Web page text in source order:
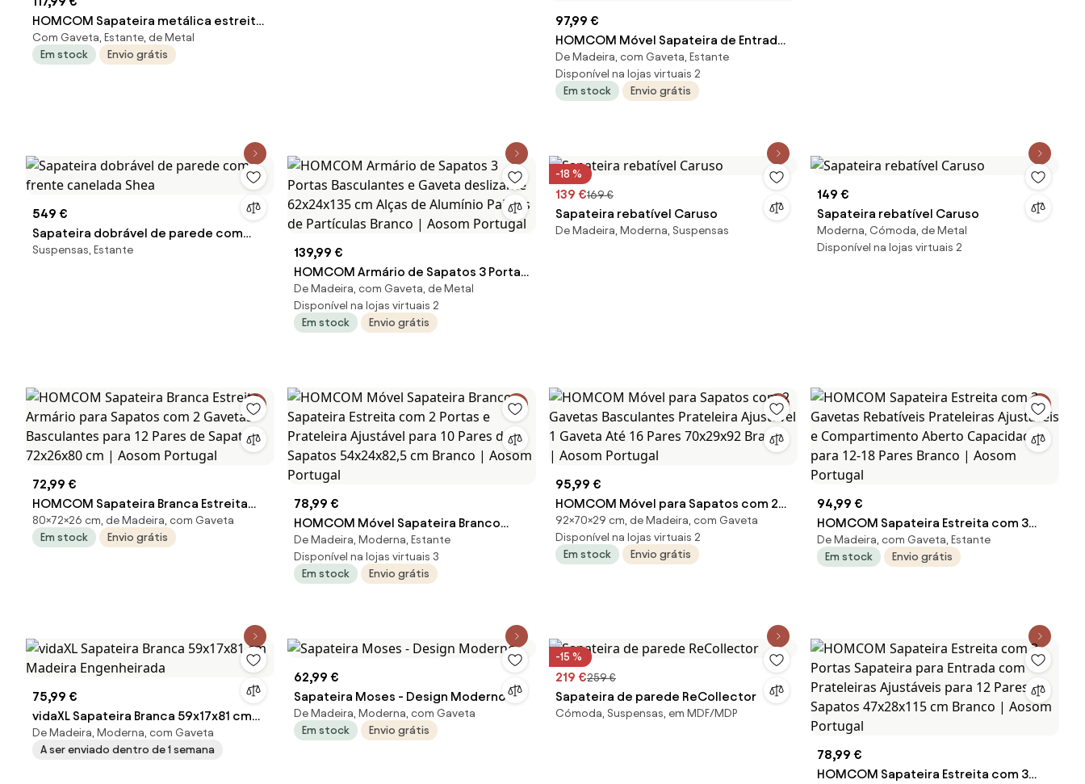
HOMCOM Sapateira metálica estreita
para até 8 pares de sapatos, 4 gavetas
basculantes, para corredor, hall de
Com Gaveta, Estante, de Metal
Em stock
Envio grátis
97,99 €
HOMCOM Móvel Sapateira de Entrada
com 3 Gavetas Basculantes e
Prateleiras Ajustáveis para 18 Pares de
Sapatos 60x23,5x115 cm Branco |
De Madeira, com Gaveta, Estante
Disponível na lojas virtuais 2
Em stock
Envio grátis
549 €
Sapateira dobrável de parede com
frente canelada Shea
Suspensas, Estante
139,99 €
HOMCOM Armário de Sapatos 3 Portas
Basculantes e Gaveta deslizante
62x24x135 cm Alças de Alumínio
Painéis de Partículas Branco | Aosom
De Madeira, com Gaveta, de Metal
Disponível na lojas virtuais 2
Em stock
Envio grátis
-18 %
139 €169 €
Sapateira rebatível Caruso
De Madeira, Moderna, Suspensas
149 €
Sapateira rebatível Caruso
Moderna, Cómoda, de Metal
Disponível na lojas virtuais 2
72,99 €
HOMCOM Sapateira Branca Estreita
Armário para Sapatos com 2 Gavetas
Basculantes para 12 Pares de Sapatos
80×72×26 cm, de Madeira, com Gaveta
Em stock
Envio grátis
78,99 €
HOMCOM Móvel Sapateira Branco
Sapateira Estreita com 2 Portas e
Prateleira Ajustável para 10 Pares de
Sapatos 54x24x82,5 cm Branco |
De Madeira, Moderna, Estante
Disponível na lojas virtuais 3
Em stock
Envio grátis
95,99 €
HOMCOM Móvel para Sapatos com 2
Gavetas Basculantes Prateleira
Ajustável 1 Gaveta Até 16 Pares
70x29x92 Branco | Aosom Portugal
92×70×29 cm, de Madeira, com Gaveta
Disponível na lojas virtuais 2
Em stock
Envio grátis
94,99 €
HOMCOM Sapateira Estreita com 3
Gavetas Rebatíveis Prateleiras
Ajustáveis e Compartimento Aberto
De Madeira, com Gaveta, Estante
Em stock
Envio grátis
75,99 €
vidaXL Sapateira Branca 59x17x81 cm
Madeira Engenheirada
De Madeira, Moderna, com Gaveta
A ser enviado dentro de 1 semana
62,99 €
Sapateira Moses - Design Moderno
De Madeira, Moderna, com Gaveta
Em stock
Envio grátis
-15 %
219 €259 €
Sapateira de parede ReCollector
Cómoda, Suspensas, em MDF/MDP
78,99 €
HOMCOM Sapateira Estreita com 3